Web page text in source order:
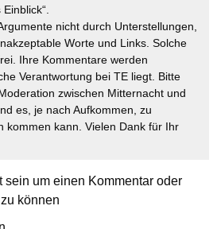
nicht durch Unterstellungen,
Worte und Links. Solche
Ihre Kommentare werden
Verantwortung bei TE liegt. Bitte
zwischen Mitternacht und
es, je nach Aufkommen, zu
kommen kann. Vielen Dank für Ihr
sein um einen Kommentar oder
können